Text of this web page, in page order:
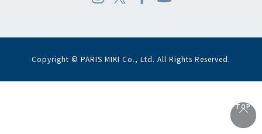
TOP
TOP
Copyright © PARIS MIKI Co., Ltd. All Rights Reserved.